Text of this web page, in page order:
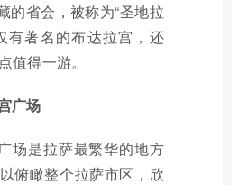
的省会，被称为“圣地拉
有著名的布达拉宫，还
值得一游。
广场
场是拉萨最繁华的地方
俯瞰整个拉萨市区，欣